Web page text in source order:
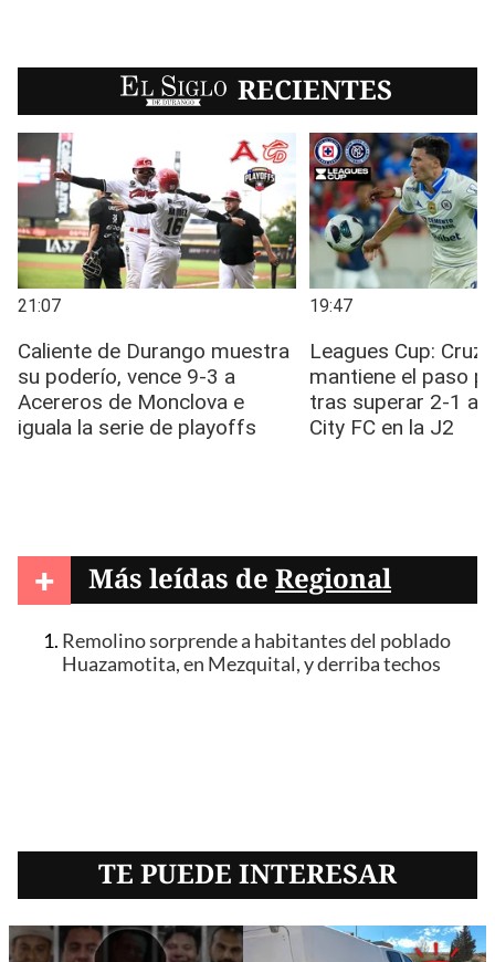
EL SIGLO RECIENTES
+ Más leídas de Regional
Remolino sorprende a habitantes del poblado
Huazamotita, en Mezquital, y derriba techos
TE PUEDE INTERESAR